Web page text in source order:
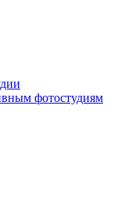
фотостудиям